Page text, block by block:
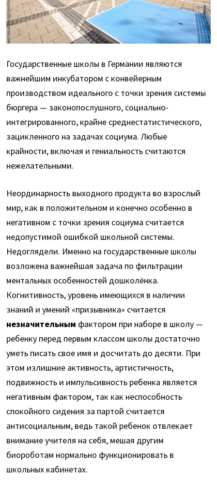
Государственные школы в Германии являются
важнейшим инкубатором с конвейерным
производством идеального с точки зрения системы
бюргера — законопослушного, социально-
интегрированного, крайне среднестатистического,
зацикленного на задачах социума. Любые
крайности, включая и гениальность считаются
нежелательными.
Неординарность выходного продукта во взрослый
мир, как в положительном и конечно особенно в
негативном с точки зрения социума считается
недопустимой ошибкой школьной системы.
Недоглядели. Именно на государственные школы
возложена важнейшая задача по фильтрации
ментальных особенностей дошколёнка.
Когнитивность, уровень имеющихся в наличии
знаний и умений «призывника» считается
незначительным фактором при наборе в школу —
ребенку перед первым классом школы достаточно
уметь писать свое имя и досчитать до десяти. При
этом излишние активность, артистичность,
подвижность и импульсивность ребенка является
негативным фактором, так как неспособность
спокойного сидения за партой считается
антисоциальным, ведь такой ребенок отвлекает
внимание учителя на себя, мешая другим
биороботам нормально функционировать в
школьных кабинетах.